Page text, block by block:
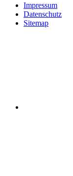
Impressum
Datenschutz
Sitemap